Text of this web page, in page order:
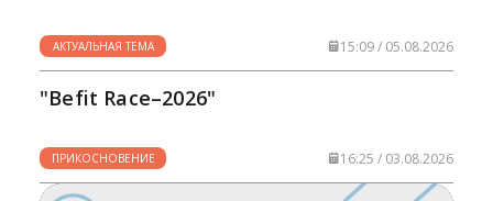
АКТУАЛЬНАЯ ТЕМА 15:09 / 05.08.2026
"Befit Race–2026"
ПРИКОСНОВЕНИЕ 16:25 / 03.08.2026